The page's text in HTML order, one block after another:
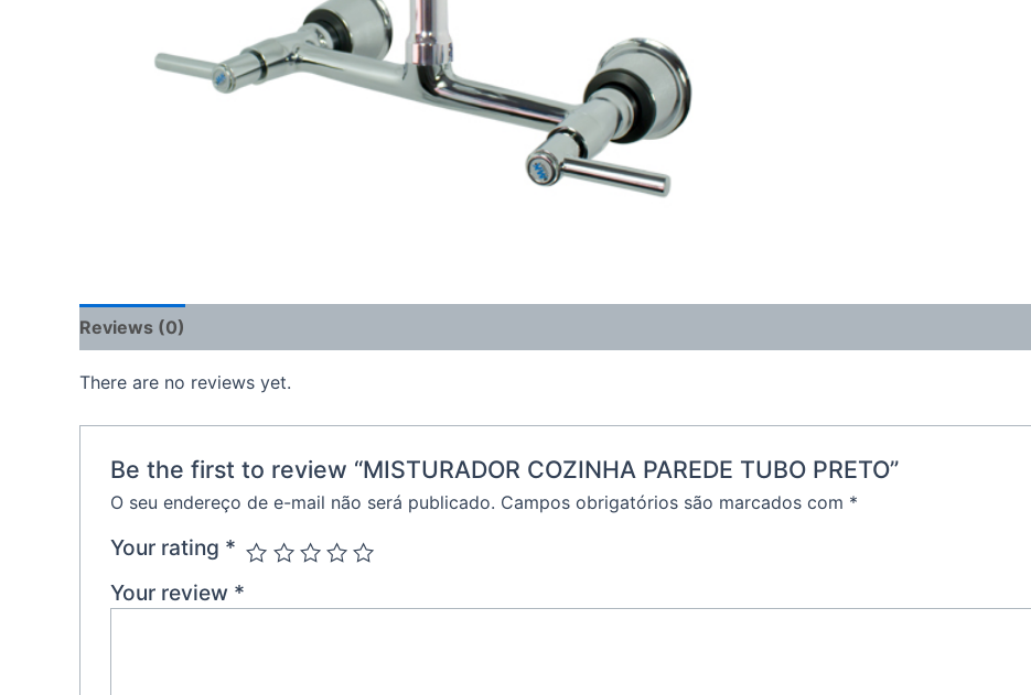
Reviews (0)
There are no reviews yet.
Be the first to review “MISTURADOR COZINHA PAREDE TUBO PRETO”
O seu endereço de e-mail não será publicado. Campos obrigatórios são marcados com *
Your rating *
Your review *